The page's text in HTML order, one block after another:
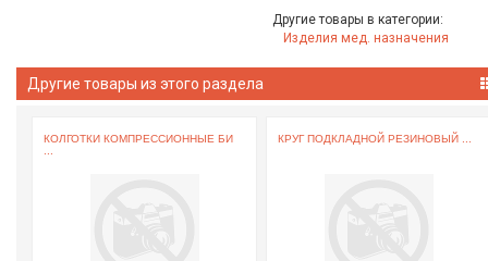
Другие товары в категории:
Изделия мед. назначения
Другие товары из этого раздела
КОЛГОТКИ КОМПРЕССИОННЫЕ БИ
КРУГ ПОДКЛАДНОЙ РЕЗИНОВЫЙ ...